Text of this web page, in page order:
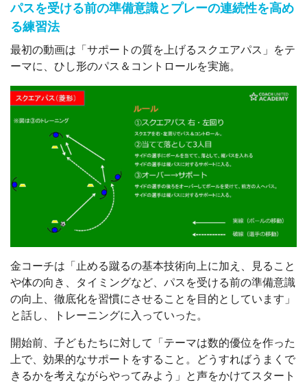
パスを受ける前の準備意識とプレーの連続性を高め
る練習法
最初の動画は「サポートの質を上げるスクエアパス」をテ
ーマに、ひし形のパス＆コントロールを実施。
金コーチは「止める蹴るの基本技術向上に加え、見ること
や体の向き、タイミングなど、パスを受ける前の準備意識
の向上、徹底化を習慣にさせることを目的としています」
と話し、トレーニングに入っていった。
開始前、子どもたちに対して「テーマは数的優位を作った
上で、効果的なサポートをすること。どうすればうまくで
きるかを考えながらやってみよう」と声をかけてスタート